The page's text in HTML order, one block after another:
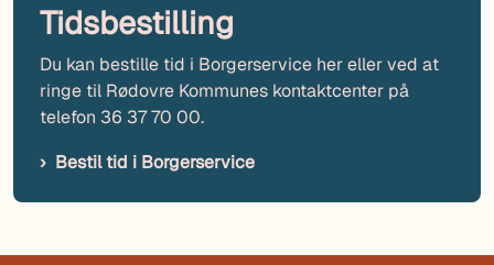
Tidsbestilling
Du kan bestille tid i Borgerservice her eller ved at
ringe til Rødovre Kommunes kontaktcenter på
telefon 36 37 70 00.
Bestil tid i Borgerservice